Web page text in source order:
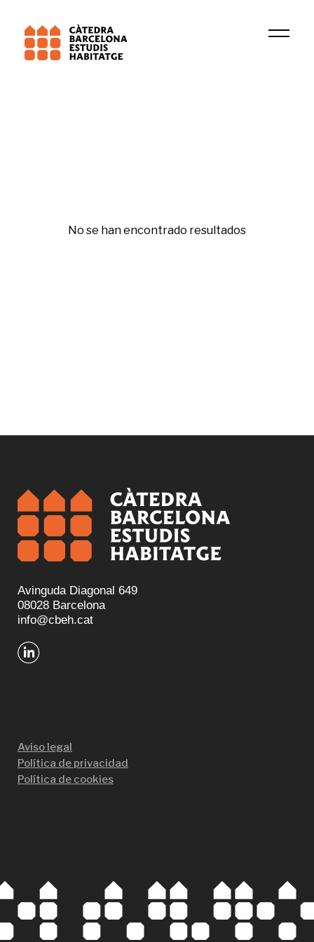
No se han encontrado resultados
Avinguda Diagonal 649
08028 Barcelona
info@cbeh.cat
Aviso legal
Política de privacidad
Política de cookies